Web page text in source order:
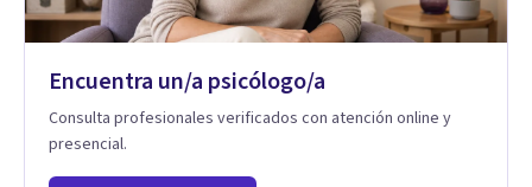
Encuentra un/a psicólogo/a
Consulta profesionales verificados con atención online y
presencial.